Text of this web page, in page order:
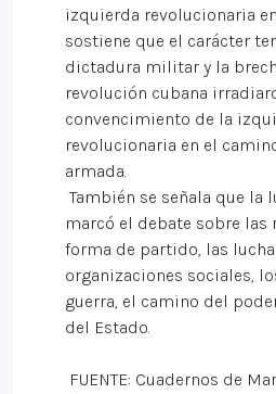
izquierda revolucionaria
sostiene que el carácter
dictadura militar y la
revolución cubana
convencimiento de la
revolucionaria en el
armada.
También se señala que la
marcó el debate sobre las
forma de partido, las
organizaciones sociales,
guerra, el camino del
del Estado.
FUENTE: Cuadernos de